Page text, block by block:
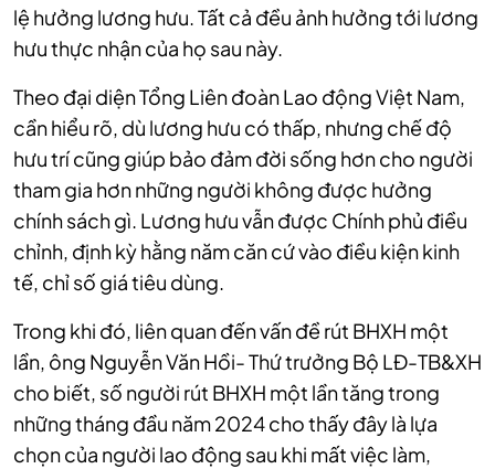
lệ hưởng lương hưu. Tất cả đều ảnh hưởng tới lương
hưu thực nhận của họ sau này.
Theo đại diện Tổng Liên đoàn Lao động Việt Nam,
cần hiểu rõ, dù lương hưu có thấp, nhưng chế độ
hưu trí cũng giúp bảo đảm đời sống hơn cho người
tham gia hơn những người không được hưởng
chính sách gì. Lương hưu vẫn được Chính phủ điều
chỉnh, định kỳ hằng năm căn cứ vào điều kiện kinh
tế, chỉ số giá tiêu dùng.
Trong khi đó, liên quan đến vấn đề rút BHXH một
lần, ông Nguyễn Văn Hồi- Thứ trưởng Bộ LĐ-TB&XH
cho biết, số người rút BHXH một lần tăng trong
những tháng đầu năm 2024 cho thấy đây là lựa
chọn của người lao động sau khi mất việc làm,